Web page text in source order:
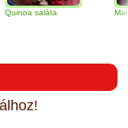
Mandulás kifli